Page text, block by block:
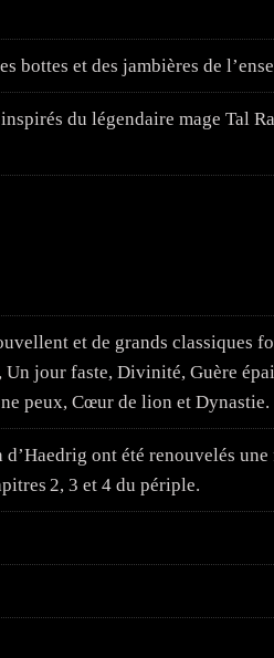
bottes et des jambières de
du légendaire mage Tal
et de grands classiques
jour faste, Divinité, Guère
peux, Cœur de lion et Dynastie.
ont été renouvelés
2, 3 et 4 du périple.